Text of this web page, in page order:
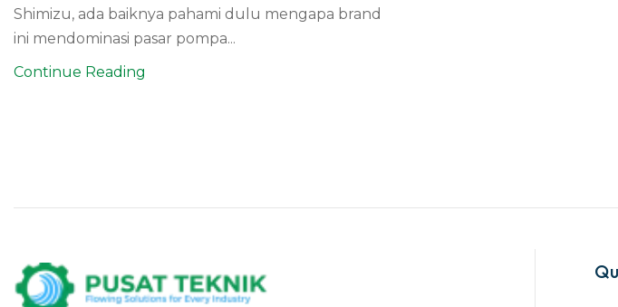
Shimizu, ada baiknya pahami dulu mengapa brand
ini mendominasi pasar pompa...
Continue Reading